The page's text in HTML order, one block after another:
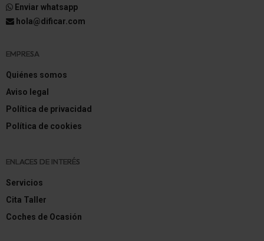
Enviar whatsapp
hola@dificar.com
EMPRESA
Quiénes somos
Aviso legal
Política de privacidad
Política de cookies
ENLACES DE INTERÉS
Servicios
Cita Taller
Coches de Ocasión